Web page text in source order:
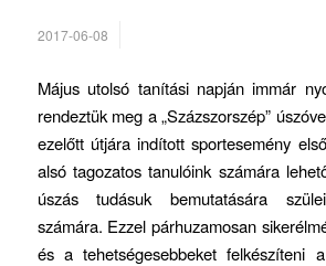
2017-06-08
Május utolsó tanítási napján immár
rendeztük meg a „Százszorszép”
ezelőtt útjára indított sportesemény
alsó tagozatos tanulóink számára
úszás tudásuk bemutatására
számára. Ezzel párhuzamosan
és a tehetségesebbeket felkészíteni